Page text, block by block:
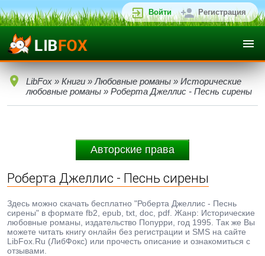
Войти Регистрация
LibFox » Книги » Любовные романы » Исторические
любовные романы » Роберта Джеллис - Песнь сирены
Авторские права
Роберта Джеллис - Песнь сирены
Здесь можно скачать бесплатно "Роберта Джеллис - Песнь
сирены" в формате fb2, epub, txt, doc, pdf. Жанр: Исторические
любовные романы, издательство Попурри, год 1995. Так же Вы
можете читать книгу онлайн без регистрации и SMS на сайте
LibFox.Ru (ЛибФокс) или прочесть описание и ознакомиться с
отзывами.